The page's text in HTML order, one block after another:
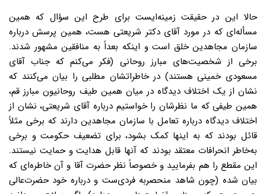
حالا این در حقیقت زمینه‌ایست براى طرح این سؤال که همین
مسأله‌ای که در مورد آقاى دکتر شریعتى هست، همین پرسش درباره
سازمان مجاهدین خلق است و اینکه بعداً به منافقین مشهور شدند.
برخى از شخصیت‌هاى مبارز روحانى (فکر مى‌کنم که جناب آقاى
مسعودى خمینى هستند) در خاطراتشان مطلبی را بیان مى‌کنند که
نشان از یک اختلاف دیدگاه در میان همین طیف روحانیون مبارز قم،
همین طیفى که ما نظرشان را خواستیم درباره آقاى شریعتى، نشان از
اختلاف دیدگاه درباره تعامل با سازمان مجاهدین دارند که برخى مثلاً
قائل بودند که به اینها کمک بشود، براى تضعیف حکومت و برخى
به‌خاطر انحرافات معتقد بودند که آنها قابل هدایت و حمایت نیستند.
این مقطع را هم بفرمایید و خصوصاً نظر حضرت آقا و آن خاطره‌اى که
بیان شده (چون شاهد منحصربه فردی‌ست و درباره خود حضرت‌عالى